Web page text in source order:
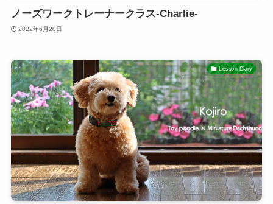
ノーズワークトレーナークラス-Charlie-
2022年6月20日
Lesson Diary